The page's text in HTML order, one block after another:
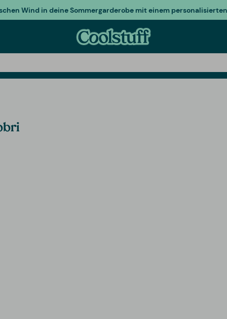
Wind in deine Sommergarderobe mit einem